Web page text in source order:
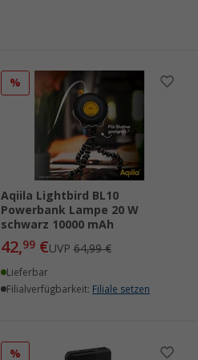
%
Aqiila Lightbird BL10
Powerbank Lampe 20 W
schwarz 10000 mAh
42,99€UVP64,99 €
Lieferbar
Filialverfügbarkeit: Filiale setzen
%